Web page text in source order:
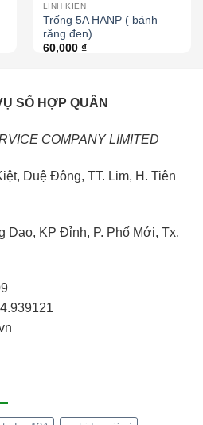
LINH KIỆN
Trống 5A HANP ( bánh
răng đen)
60,000 ₫
SỐ HỢP QUÂN
COMPANY LIMITED
Duệ Đông, TT. Lim, H. Tiên
Dạo, KP Đỉnh, P. Phố Mới, Tx.